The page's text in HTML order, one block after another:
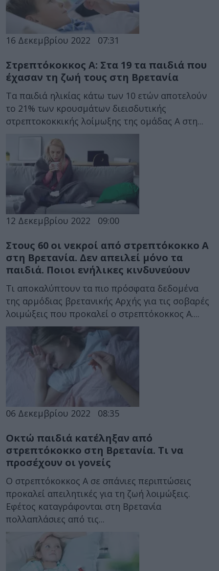
16 Δεκεμβρίου 2022 07:31
Στρεπτόκοκκος Α: Στα 19 τα παιδιά που
έχασαν τη ζωή τους στη Βρετανία
Τα παιδιά ηλικίας κάτω των 10 ετών αποτελούν
το 21% των κρουσμάτων διεισδυτικής
στρεπτοκοκκικής λοίμωξης της ομάδας Α στη...
12 Δεκεμβρίου 2022 09:00
Στους 60 οι νεκροί από στρεπτόκοκκο Α
στη Βρετανία. Δεν απειλεί μόνο τα
παιδιά. Ποιοι ενήλικες κινδυνεύουν
Τι αποκαλύπτουν τα πιο πρόσφατα δεδομένα
της αρμόδιας βρετανικής Αρχής για τις σοβαρές
λοιμώξεις που προκαλεί ο στρεπτόκοκκος Α....
06 Δεκεμβρίου 2022 08:35
Οκτώ παιδιά κατέληξαν από
στρεπτόκοκκο στη Βρετανία. Τι να
προσέχουν οι γονείς
Ο στρεπτόκοκκος Α σε σπάνιες περιπτώσεις
προκαλεί απειλητικές για τη ζωή λοιμώξεις.
Εφέτος καταγράφονται στη Βρετανία
πολλαπλάσιες από τις...